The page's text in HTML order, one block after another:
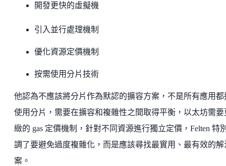
開發更快的虛擬機
引入並行處理機制
優化資源定價機制
按需使用分片技術
他認為不應該將分片作為默認的擴容方案，不是所有應用都
使用分片，需要在擴容和複雜性之間取得平衡，以太坊需要
緻的 gas 定價機制，針對不同資源進行獨立定價，Felten 特
調了要避免過度複雜化，而是應該尋找最實用、最有效的解
案。